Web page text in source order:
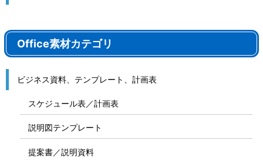
Office素材カテゴリ
ビジネス資料、テンプレート、計画表
スケジュール表／計画表
説明図テンプレート
提案書／説明資料